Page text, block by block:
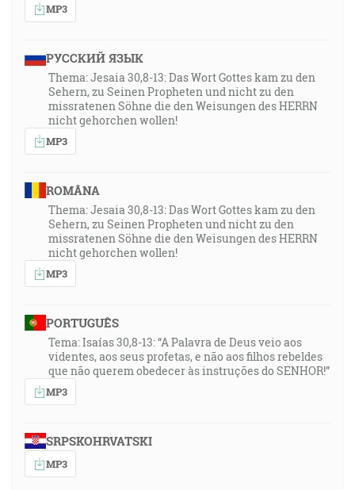
MP3
РУССКИЙ ЯЗЫК
Thema: Jesaia 30,8-13: Das Wort Gottes kam zu den
Sehern, zu Seinen Propheten und nicht zu den
missratenen Söhne die den Weisungen des HERRN
nicht gehorchen wollen!
MP3
ROMÂNA
Thema: Jesaia 30,8-13: Das Wort Gottes kam zu den
Sehern, zu Seinen Propheten und nicht zu den
missratenen Söhne die den Weisungen des HERRN
nicht gehorchen wollen!
MP3
PORTUGUÊS
Tema: Isaías 30,8-13: “A Palavra de Deus veio aos
videntes, aos seus profetas, e não aos filhos rebeldes
que não querem obedecer às instruções do SENHOR!”
MP3
SRPSKOHRVATSKI
MP3